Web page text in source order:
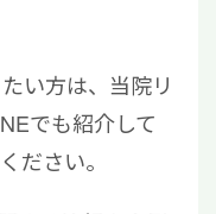
い方は、当院リ
でも紹介して
ださい。